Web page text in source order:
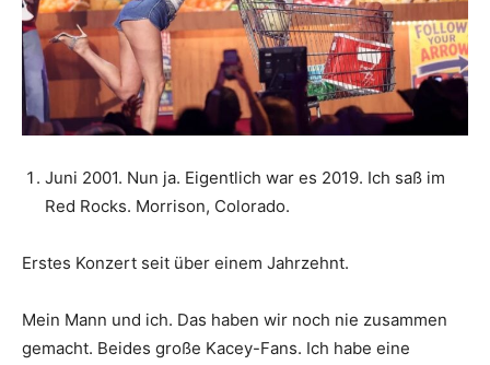
Juni 2001. Nun ja. Eigentlich war es 2019. Ich saß im
Red Rocks. Morrison, Colorado.
Erstes Konzert seit über einem Jahrzehnt.
Mein Mann und ich. Das haben wir noch nie zusammen
gemacht. Beides große Kacey-Fans. Ich habe eine